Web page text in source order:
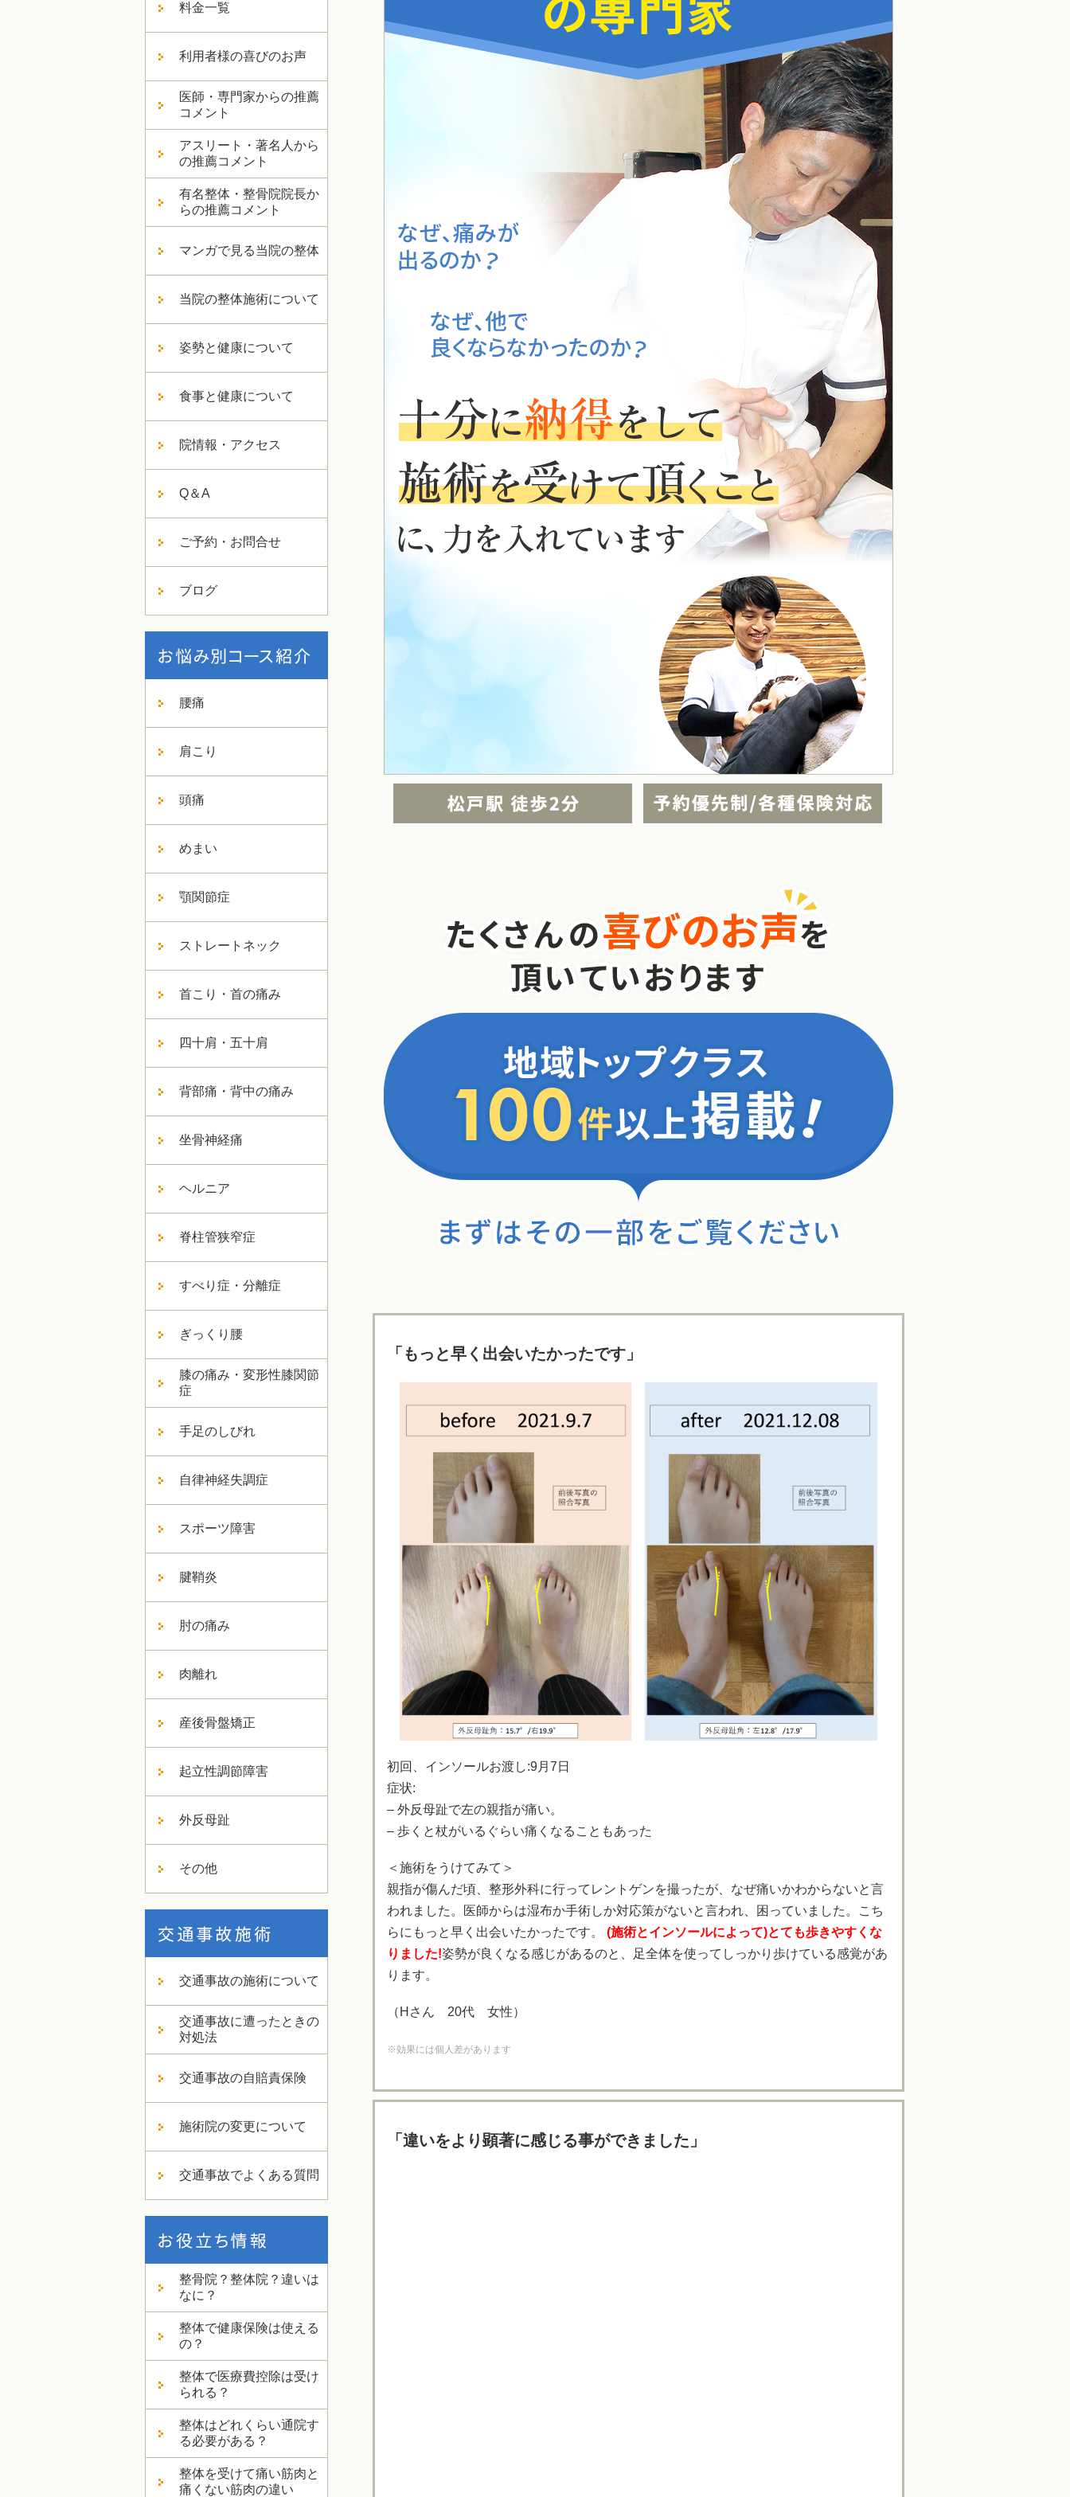
料金一覧
利用者様の喜びのお声
医師・専門家からの推薦
コメント
アスリート・著名人から
の推薦コメント
有名整体・整骨院院長か
らの推薦コメント
マンガで見る当院の整体
当院の整体施術について
姿勢と健康について
食事と健康について
院情報・アクセス
Q＆A
ご予約・お問合せ
ブログ
腰痛
肩こり
頭痛
めまい
顎関節症
ストレートネック
首こり・首の痛み
四十肩・五十肩
背部痛・背中の痛み
坐骨神経痛
ヘルニア
脊柱管狭窄症
すべり症・分離症
ぎっくり腰
膝の痛み・変形性膝関節
症
手足のしびれ
自律神経失調症
スポーツ障害
腱鞘炎
肘の痛み
肉離れ
産後骨盤矯正
起立性調節障害
外反母趾
その他
交通事故の施術について
交通事故に遭ったときの
対処法
交通事故の自賠責保険
施術院の変更について
交通事故でよくある質問
整骨院？整体院？違いは
なに？
整体で健康保険は使える
の？
整体で医療費控除は受け
られる？
整体はどれくらい通院す
る必要がある？
整体を受けて痛い筋肉と
痛くない筋肉の違い
「もっと早く出会いたかったです」
初回、インソールお渡し:9月7日
症状:
– 外反母趾で左の親指が痛い。
– 歩くと杖がいるぐらい痛くなることもあった
＜施術をうけてみて＞
親指が傷んだ頃、整形外科に行ってレントゲンを撮ったが、なぜ痛いかわからないと言
われました。医師からは湿布か手術しか対応策がないと言われ、困っていました。こち
らにもっと早く出会いたかったです。
(施術とインソールによって)とても歩きやすくな
りました!姿勢が良くなる感じがあるのと、足全体を使ってしっかり歩けている感覚があ
ります。
（Hさん 20代 女性）
※効果には個人差があります
「違いをより顕著に感じる事ができました」